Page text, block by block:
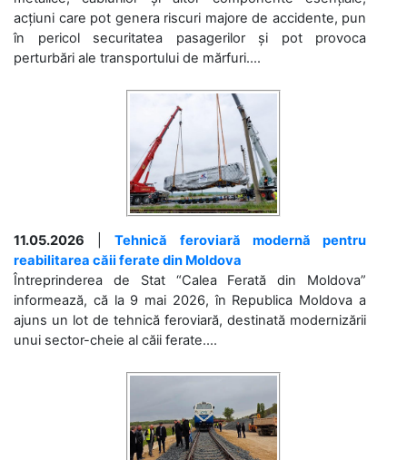
acțiuni care pot genera riscuri majore de accidente, pun
în pericol securitatea pasagerilor și pot provoca
perturbări ale transportului de mărfuri....
11.05.2026 |Tehnică feroviară modernă pentru
reabilitarea căii ferate din Moldova
Întreprinderea de Stat “Calea Ferată din Moldova”
informează, că la 9 mai 2026, în Republica Moldova a
ajuns un lot de tehnică feroviară, destinată modernizării
unui sector-cheie al căii ferate....